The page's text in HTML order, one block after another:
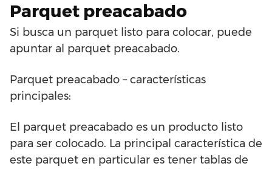
Parquet preacabado
Si busca un parquet listo para colocar, puede
apuntar al parquet preacabado.
Parquet preacabado – características
principales:
El parquet preacabado es un producto listo
para ser colocado. La principal característica de
este parquet en particular es tener tablas de